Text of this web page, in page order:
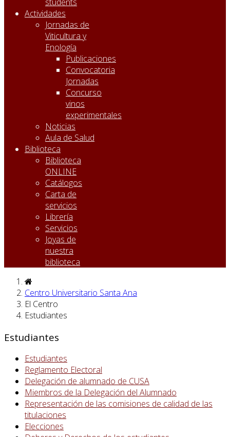
Actividades
Jornadas de
Viticultura y
Enología
Publicaciones
Convocatoria
Jornadas
Concurso
vinos
experimentales
Noticias
Aula de Salud
Biblioteca
Biblioteca
ONLINE
Catálogos
Carta de
servicios
Librería
Servicios
Joyas de
nuestra
biblioteca
Centro Universitario Santa Ana
El Centro
Estudiantes
Estudiantes
Estudiantes
Reglamento Electoral
Delegación de alumnado de CUSA
Miembros de la Delegación del Alumnado
Representación de las comisiones de calidad de las
titulaciones
Elecciones